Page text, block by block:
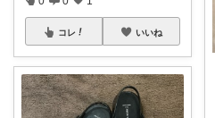
コレ いいね